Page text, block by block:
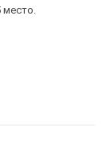
место.